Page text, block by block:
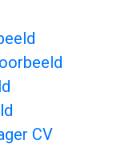
CV